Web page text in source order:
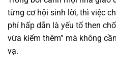
từng cơ hội sinh lời, thì việc
phí hấp dẫn là yếu tố then
vừa kiếm thêm” mà không
vạ.